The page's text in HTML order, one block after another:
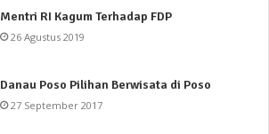
Mentri RI Kagum Terhadap FDP
26 Agustus 2019
Danau Poso Pilihan Berwisata di Poso
27 September 2017